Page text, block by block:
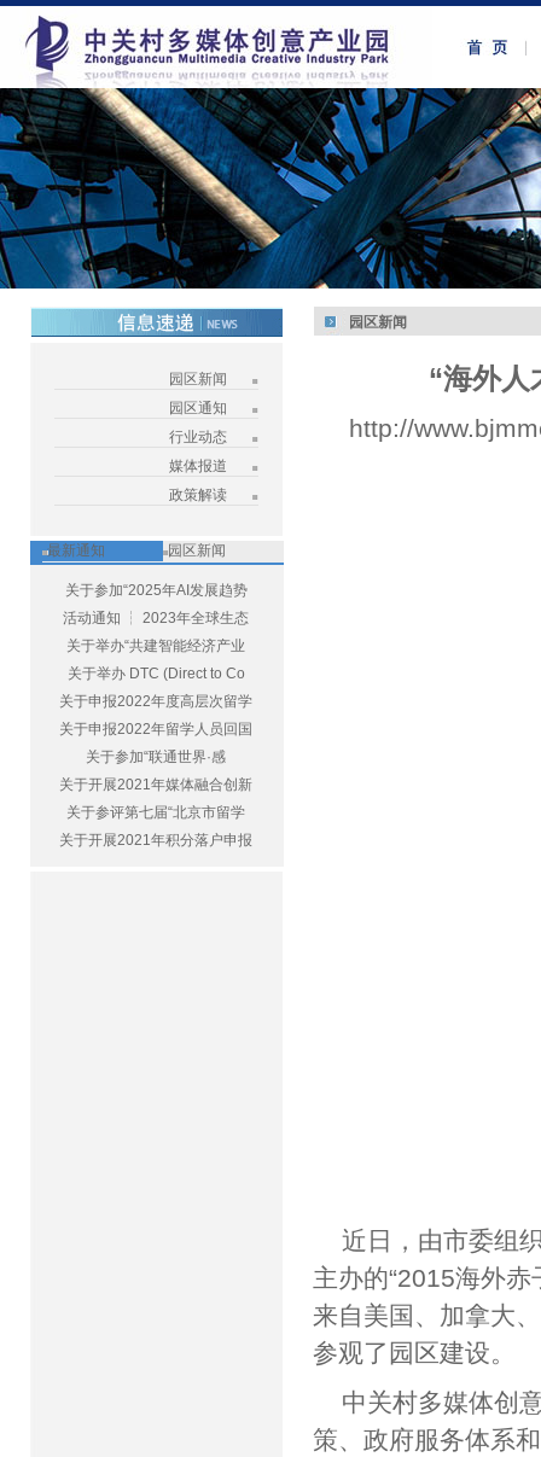
园区新闻
园区通知
行业动态
媒体报道
政策解读
最新通知 园区新闻
关于参加“2025年AI发展趋势
活动通知 ┆ 2023年全球生态
关于举办“共建智能经济产业
关于举办 DTC (Direct to Co
关于申报2022年度高层次留学
关于申报2022年留学人员回国
关于参加“联通世界·感
关于开展2021年媒体融合创新
关于参评第七届“北京市留学
关于开展2021年积分落户申报
园区新闻
“海外人
http://
近日，由市委组
主办的“2015海外
来自美国、加拿大
参观了园区建设。
中关村多媒体创
策、政府服务体系